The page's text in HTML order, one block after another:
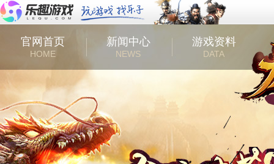
官网首页
HOME
新闻中心
NEWS
游戏资料
DATA